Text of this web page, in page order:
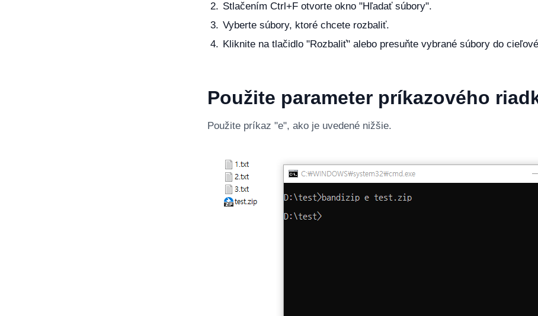
Stlačením Ctrl+F otvorte okno "Hľadať súbory".
Vyberte súbory, ktoré chcete rozbaliť.
Kliknite na tlačidlo "Rozbaliť" alebo presuňte vybrané súbory do
Použite parameter príkazového
Použite príkaz "e", ako je uvedené nižšie.